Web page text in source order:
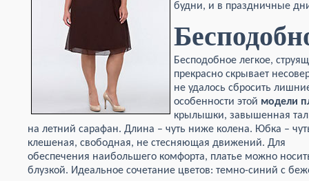
будни, и в праздничные
Бесподобное легкое,
прекрасно скрывает
не удалось сбросить
особенности этой модели
крылышки, завышенная
на летний сарафан. Длина – чуть ниже колена. Юбка –
клешеная, свободная, не стесняющая движений. Для
обеспечения наибольшего комфорта, платье можно
блузкой. Идеальное сочетание цветов: темно-синий с